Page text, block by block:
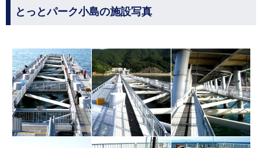
とっとパーク小島の施設写真